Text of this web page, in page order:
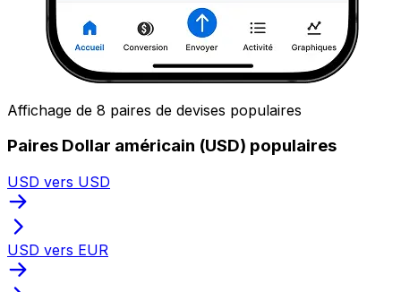
Affichage de 8 paires de devises populaires
Paires Dollar américain (USD) populaires
USD vers USD
USD vers EUR